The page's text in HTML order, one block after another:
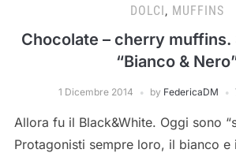
DOLCI, MUFFINS
Chocolate – cherry muffins.
“Bianco &
1 Dicembre 2014 by FedericaDM
Allora fu il Black&White. Oggi sono
Protagonisti sempre loro, il bianco